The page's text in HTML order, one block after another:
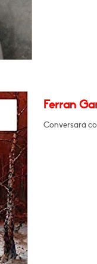
Ferran
Conversará